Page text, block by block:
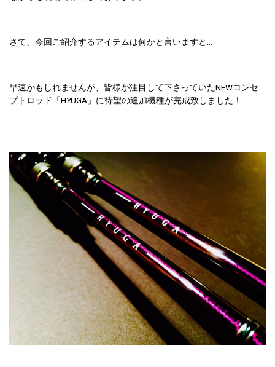
さて、今回ご紹介するアイテムは何かと言いますと…
早速かもしれませんが、皆様が注目して下さっていたNEWコンセ
プトロッド「HYUGA」に待望の追加機種が完成致しました！